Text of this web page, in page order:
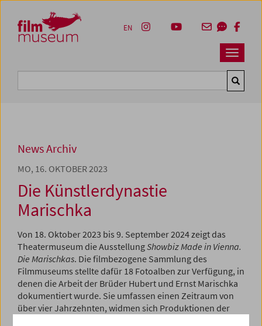
Zum Inhalt
Zum Hauptmenü
Zur Servicenavigation
Zum Suche
Navbar
EN
News Archiv
MO, 16. OKTOBER 2023
Die Künstlerdynastie
Marischka
Von 18. Oktober 2023 bis 9. September 2024 zeigt das
Theatermuseum die AusstellungShowbiz Made in Vienna.
Die Marischkas. Die filmbezogene Sammlung des
Filmmuseums stellte dafür 18 Fotoalben zur Verfügung, in
denen die Arbeit der Brüder Hubert und Ernst Marischka
dokumentiert wurde. Sie umfassen einen Zeitraum von
über vier Jahrzehnten, widmen sich Produktionen der